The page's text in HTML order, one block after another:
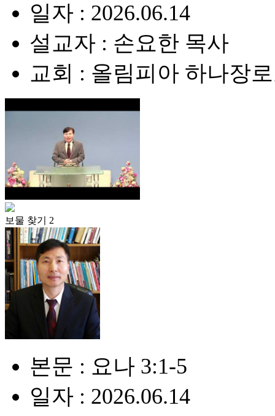
일자 : 2026.06.14
설교자 : 손요한 목사
교회 : 올림피아 하나장
보물 찾기 2
본문 : 요나 3:1-5
일자 : 2026.06.14